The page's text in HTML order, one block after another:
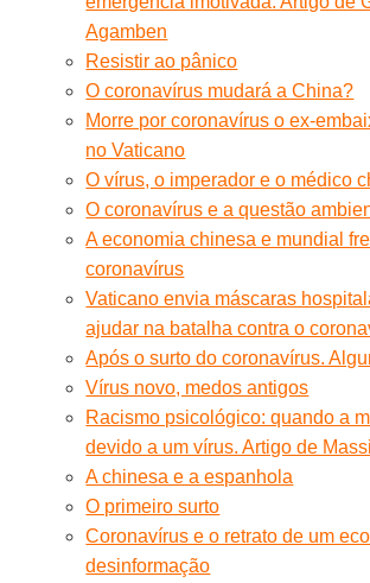
Agamben
Resistir ao pânico
O coronavírus mudará a China?
Morre por coronavírus o ex-
no Vaticano
O vírus, o imperador e o médico
O coronavírus e a questão
A economia chinesa e mundial
coronavírus
Vaticano envia máscaras
ajudar na batalha contra o
Após o surto do coronavírus.
Vírus novo, medos antigos
Racismo psicológico: quando a
devido a um vírus. Artigo de
A chinesa e a espanhola
O primeiro surto
Coronavírus e o retrato de um
desinformação